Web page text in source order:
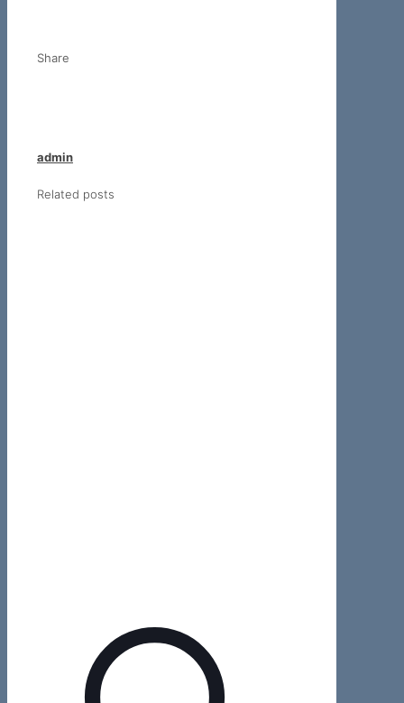
Share
admin
Related posts